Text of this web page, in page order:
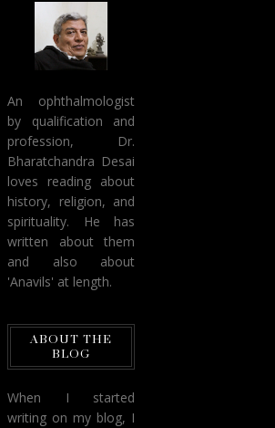
An ophthalmologist
by qualification and
profession, Dr.
Bharatchandra Desai
loves reading about
history, religion, and
spirituality. He has
written about them
and also about
'Anavils' at length.
ABOUT THE
BLOG
When I started
writing on my blog, I